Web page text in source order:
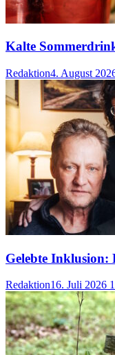
Kalte
Redaktion4. August
Gelebte Inklusion:
Redaktion16. Juli 2026